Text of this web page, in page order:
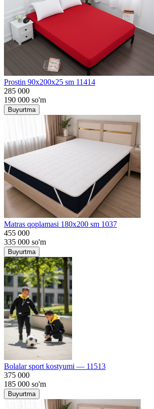
Prostin 90x200x25 sm 11414
285 000
190 000 so'm
Buyurtma
Matras qoplamasi 180x200 sm 1037
455 000
335 000 so'm
Buyurtma
Bolalar sport kostyumi — 11513
375 000
185 000 so'm
Buyurtma